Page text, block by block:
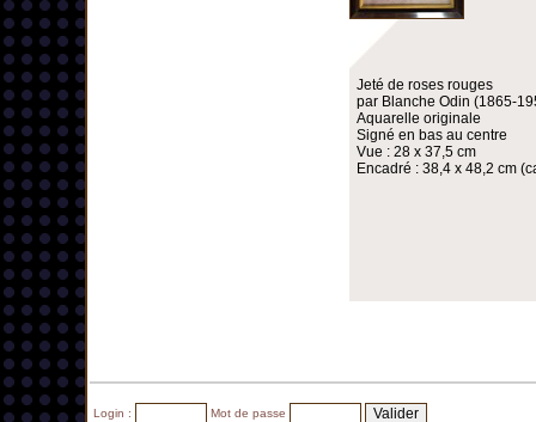
Jeté de roses rouges
par Blanche Odin (1865-
Aquarelle originale
Signé en bas au centre
Vue : 28 x 37,5 cm
Encadré : 38,4 x 48,2 cm
Login : Mot de passe